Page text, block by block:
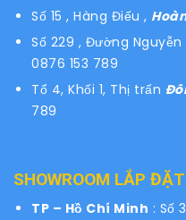
Số 15 , Hàng Điếu ,
Số 229 , Đường Nguyễn
0876 153 789
Tổ 4, Khối 1, Thị trấn
789
SHOWROOM LẮP
TP – Hồ Chí Minh : Số